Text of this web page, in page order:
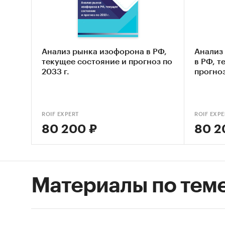
его
В
Анализ рынка изофорона в РФ,
текущее состояние и прогноз по
2033 г.
ROIF EXPERT
80 200 ₽
Анализ
в РФ,
ROIF
80
Материалы по